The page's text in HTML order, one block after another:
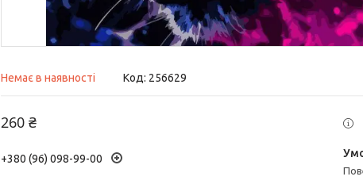
Немає в наявності Код: 256629
260 ₴
+380 (96) 098-99-00